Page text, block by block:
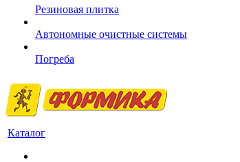
Резиновая плитка
Автономные очистные системы
Погреба
Каталог